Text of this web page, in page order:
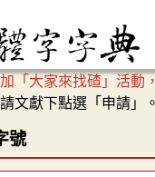
「大家來找碴」活動
文獻下點選「申請」。
號